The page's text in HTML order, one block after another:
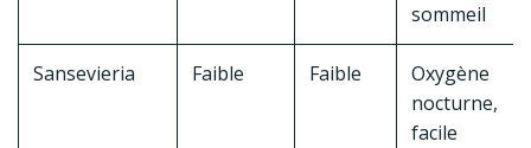
sommeil
Sansevieria Faible Faible
Oxygène
nocturne,
facile